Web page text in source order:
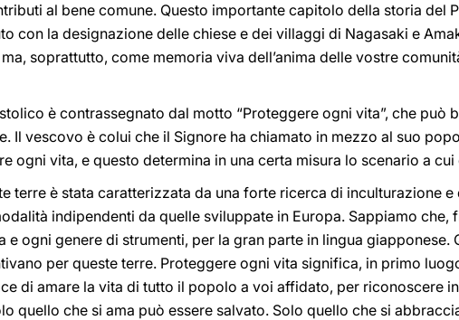
al bene comune. Questo importante capitolo della storia del
con la designazione delle chiese e dei villaggi di Nagasaki e
soprattutto, come memoria viva dell’anima delle vostre
è contrassegnato dal motto “Proteggere ogni vita”, che può
Il vescovo è colui che il Signore ha chiamato in mezzo al suo
ogni vita, e questo determina in una certa misura lo scenario a
terre è stata caratterizzata da una forte ricerca di inculturazione
indipendenti da quelle sviluppate in Europa. Sappiamo che,
e ogni genere di strumenti, per la gran parte in lingua giapponese.
per queste terre. Proteggere ogni vita significa, in primo
di amare la vita di tutto il popolo a voi affidato, per riconoscere
quello che si ama può essere salvato. Solo quello che si